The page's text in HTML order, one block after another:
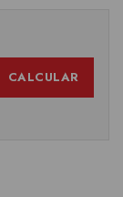
CALCULAR